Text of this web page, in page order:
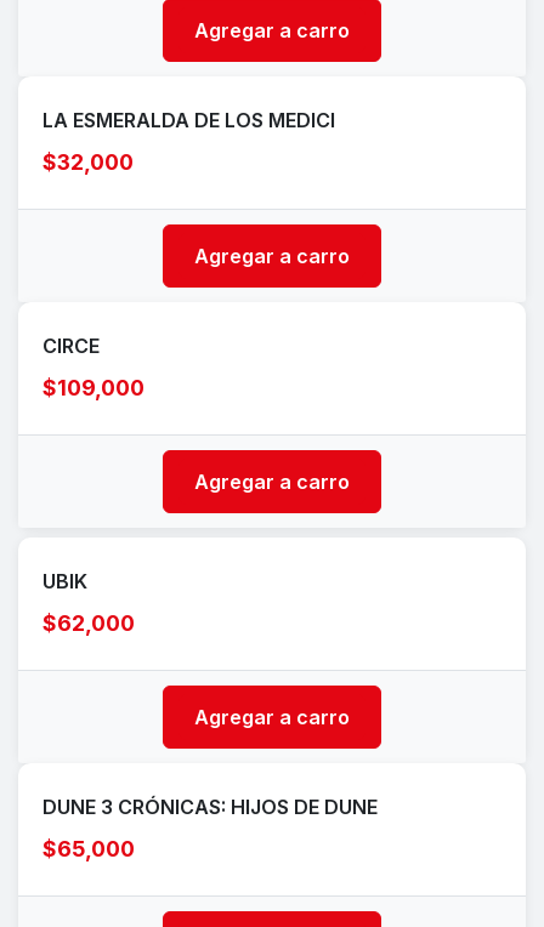
Agregar a carro
LA ESMERALDA DE LOS MEDICI
$32,000
Agregar a carro
CIRCE
$109,000
Agregar a carro
UBIK
$62,000
Agregar a carro
DUNE 3 CRÓNICAS: HIJOS DE DUNE
$65,000